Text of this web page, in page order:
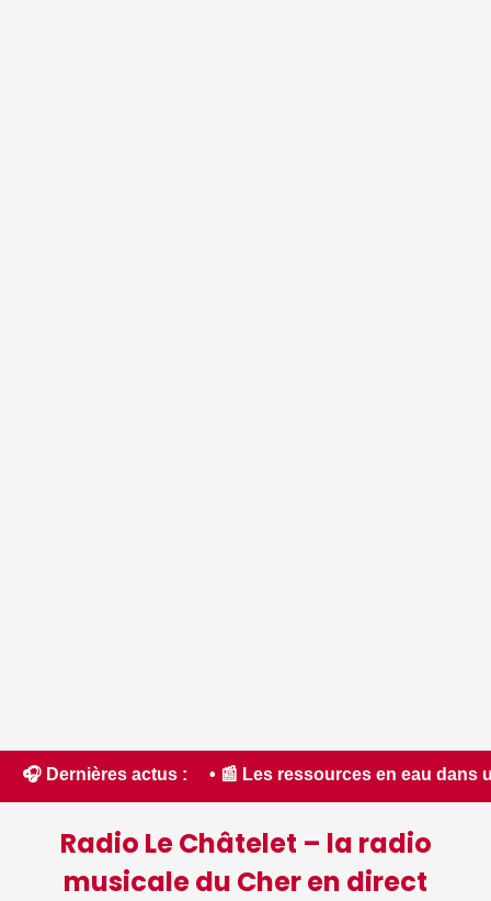
🎧 Dernières actus :
📰 Les ressources en eau dans un état critique
Radio Le Châtelet – la radio
musicale du Cher en direct